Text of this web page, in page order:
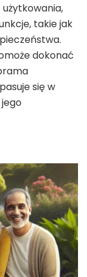
takie jak
dokonać
się w